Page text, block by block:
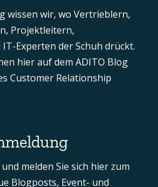
wissen wir, wo Vertrieblern,
Projektleitern,
Experten der Schuh drückt.
hier auf dem ADITO Blog
Customer Relationship
melden Sie sich hier zum
Blogposts, Event- und